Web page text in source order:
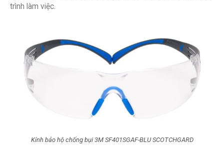
trình làm việc.
Kính bảo hộ chống bụi 3M SF401SGAF-BLU SCOTCHGARD